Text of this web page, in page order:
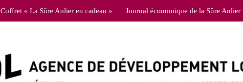
Coffret « La Sûre Anlier en cadeau » Journal économique de la Sûre Anlier